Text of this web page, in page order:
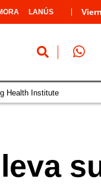
LANÚS
Health Institute